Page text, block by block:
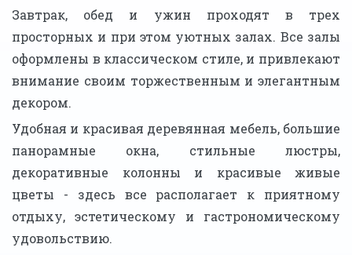
Завтрак, обед и ужин проходят в трех
просторных и при этом уютных залах. Все залы
оформлены в классическом стиле, и привлекают
внимание своим торжественным и элегантным
декором.
Удобная и красивая деревянная мебель, большие
панорамные окна, стильные люстры,
декоративные колонны и красивые живые
цветы - здесь все располагает к приятному
отдыху, эстетическому и гастрономическому
удовольствию.